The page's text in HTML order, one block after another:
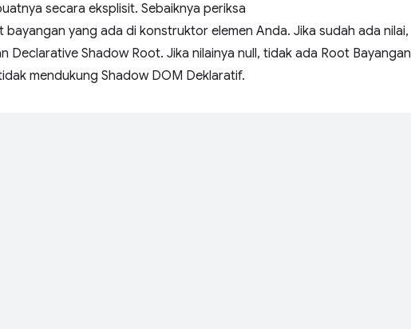
secara eksplisit. Sebaiknya periksa
bayangan yang ada di konstruktor elemen Anda. Jika sudah ada nilai,
Declarative Shadow Root. Jika nilainya null, tidak ada Root Bayangan
mendukung Shadow DOM Deklaratif.